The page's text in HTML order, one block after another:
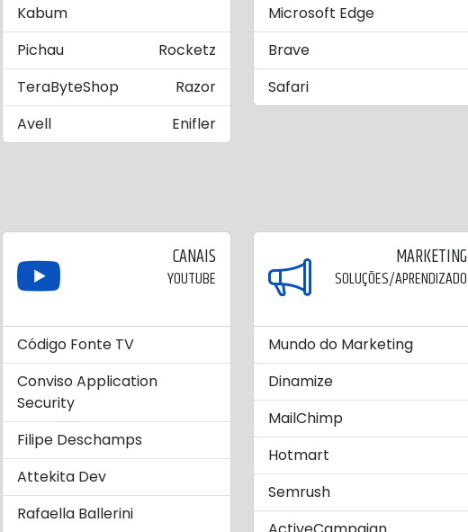
Kabum
Pichau
Rocketz
TeraByteShop
Razor
Avell
Enifler
Microsoft Edge
Brave
Safari
CANAIS
YOUTUBE
Código Fonte TV
Conviso Application
Security
Filipe Deschamps
Attekita Dev
Rafaella Ballerini
MARKETING
SOLUÇÕES/APRENDIZADO
Mundo do Marketing
Dinamize
MailChimp
Hotmart
Semrush